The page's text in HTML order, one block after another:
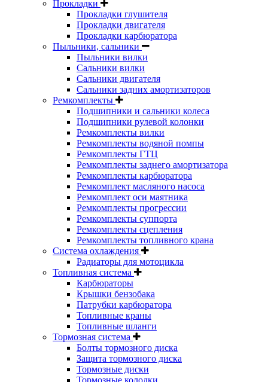
Прокладки
Прокладки глушителя
Прокладки двигателя
Прокладки карбюратора
Пыльники, сальники
Пыльники вилки
Сальники вилки
Сальники двигателя
Сальники задних амортизаторов
Ремкомплекты
Подшипники и сальники колеса
Подшипники рулевой колонки
Ремкомплекты вилки
Ремкомплекты водяной помпы
Ремкомплекты ГТЦ
Ремкомплекты заднего амортизатора
Ремкомплекты карбюратора
Ремкомплект масляного насоса
Ремкомплект оси маятника
Ремкомплекты прогрессии
Ремкомплекты суппорта
Ремкомплекты сцепления
Ремкомплекты топливного крана
Система охлаждения
Радиаторы для мотоцикла
Топливная система
Карбюраторы
Крышки бензобака
Патрубки карбюратора
Топливные краны
Топливные шланги
Тормозная система
Болты тормозного диска
Защита тормозного диска
Тормозные диски
Тормозные колодки